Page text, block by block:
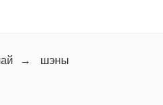
→ шэны